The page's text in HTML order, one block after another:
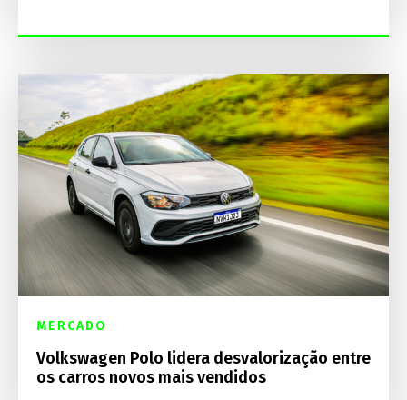
MERCADO
Volkswagen Polo lidera desvalorização entre
os carros novos mais vendidos